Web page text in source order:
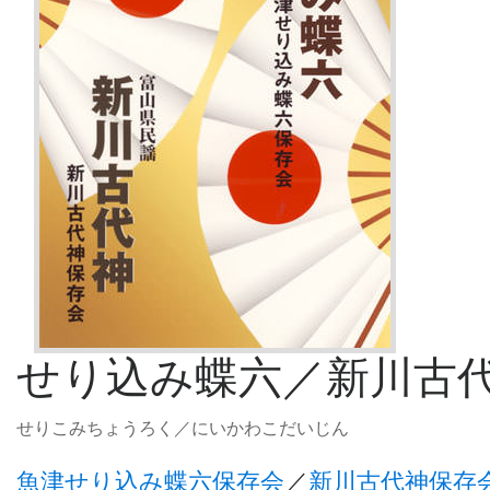
せり込み蝶六／新川古
せりこみちょうろく／にいかわこだいじん
魚津せり込み蝶六保存会 ／新川古代神保存